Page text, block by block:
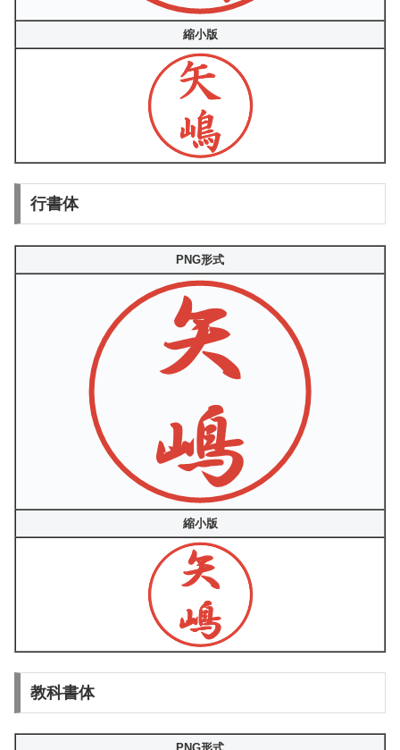
縮小版
行書体
PNG形式
縮小版
教科書体